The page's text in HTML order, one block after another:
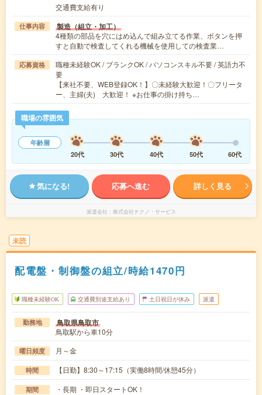
交通費支給有り
仕事内容 製造（組立・加工）
4種類の部品を穴にはめ込んで組み立てる作業、ボタンを押
すと自動で検査してくれる機械を使用しての検査業…
応募資格
職種未経験OK / ブランクOK / パソコンスキル不要 / 英語力不
要
【来社不要、WEB登録OK！】〇未経験大歓迎！〇フリータ
ー、主婦(夫) 大歓迎！ ※お仕事の掛け持ち…
職場の雰囲気
年齢層
20代
30代 40代 50代 60代
気になる! 応募へ進む 詳しく見る
派遣会社 株式会社テクノ・サービス
未読
配電盤・制御盤の組立/時給1470円
職種未経験OK 交通費別途支給あり 土日祝日が休み 派遣
勤務地 鳥取県鳥取市
鳥取駅から車10分
曜日頻度 月～金
時間 【日勤】8:30～17:15（実働8時間/休憩45分）
期間 ・長期 ・即日スタートOK！